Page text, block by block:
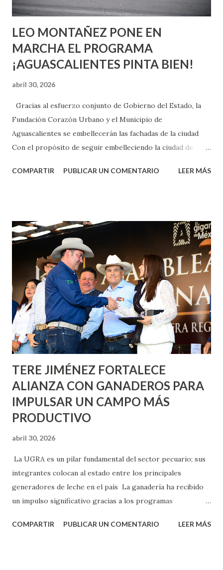
son suficientemen...
LEO MONTAÑEZ PONE EN
MARCHA EL PROGRAMA
¡AGUASCALIENTES PINTA BIEN!
abril 30, 2026
Gracias al esfuerzo conjunto de Gobierno del Estado, la
Fundación Corazón Urbano y el Municipio de
Aguascalientes se embellecerán las fachadas de la ciudad
Con el propósito de seguir embelleciendo la ciudad de
municipal, Leo Montañez dio inicio al programa
Corazón Urbano y el Municipio capital. Leo Montañez
informó que en este programa se usarán cerca de 90 mil
metros cuadrados de pintura, para dar inicio en la calle
Nieto, entre Jesús F. Elizondo y la calle 22 de Octubre, con
lo que se aplicará pintura en 66 casas. Posteriormente se
llevará este programa a Villas de Nuestra Señora de la
Asunción, Avenida Alameda y Decreto 27 de Septiembre, en
los edificios FOVISSSTE Ojo de Agua, en la comunidad
Norias de Paso Hondo y en los edificios de...
COMPARTIR PUBLICAR UN COMENTARIO LEER MÁS
TERE JIMÉNEZ FORTALECE
ALIANZA CON GANADEROS PARA
IMPULSAR UN CAMPO MÁS
PRODUCTIVO
abril 30, 2026
La UGRA es un pilar fundamental del sector pecuario; sus
integrantes colocan al estado entre los principales
generadores de leche en el país La ganadería ha recibido
un impulso significativo gracias a los programas
muestra de su respaldo firme y decidido al campo, la
COMPARTIR PUBLICAR UN COMENTARIO LEER MÁS